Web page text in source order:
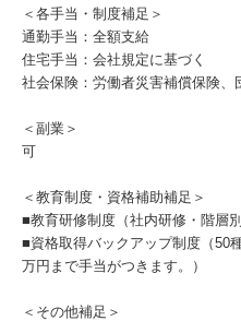
＜各手当・制度補足＞
通勤手当：全額支給
住宅手当：会社規定に基づく
社会保険：労働者災害補償保険、
＜副業＞
可
＜教育制度・資格補助補足＞
■教育研修制度（社内研修・階層別
■資格取得バックアップ制度（50
万円まで手当がつきます。）
＜その他補足＞